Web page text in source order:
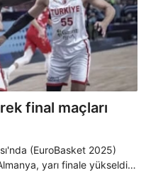
final maçları
(EuroBasket 2025)
yarı finale yükseldi.